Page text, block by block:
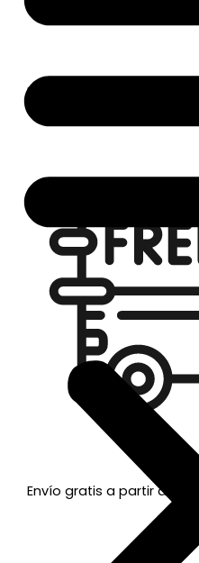
Envío en 24/48h
Envío gratis a partir de 50€